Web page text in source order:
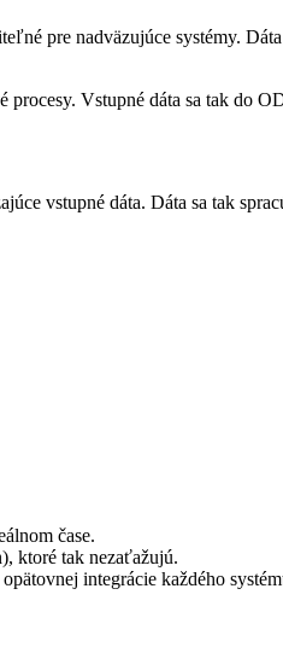
pre nadväzujúce systémy.
Vstupné dáta sa tak do
vstupné dáta. Dáta sa tak
čase.
ktoré tak nezaťažujú.
integrácie každého